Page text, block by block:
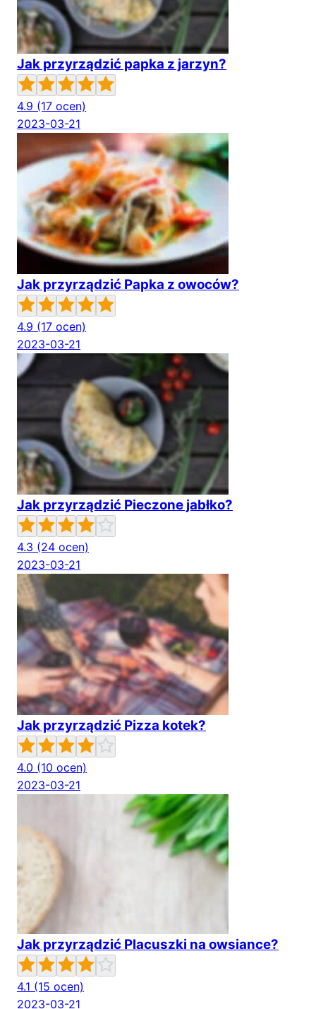
Jak przyrządzić papka z jarzyn?
4.9 (17 ocen)
2023-03-21
Jak przyrządzić Papka z owoców?
4.9 (17 ocen)
2023-03-21
Jak przyrządzić Pieczone jabłko?
4.3 (24 ocen)
2023-03-21
Jak przyrządzić Pizza kotek?
4.0 (10 ocen)
2023-03-21
Jak przyrządzić Placuszki na owsiance?
4.1 (15 ocen)
2023-03-21